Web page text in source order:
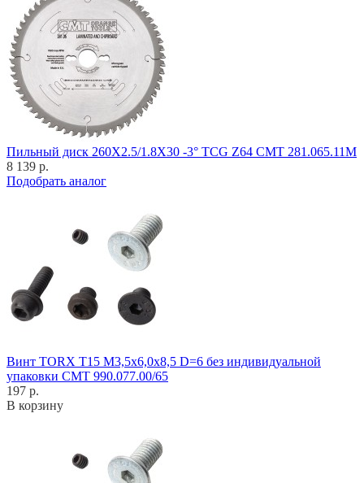
Пильный диск 260X2.5/1.8X30 -3° TCG Z64 CMT 281.065.11M
8 139 р.
Подобрать аналог
Винт TORX T15 M3,5x6,0x8,5 D=6 без индивидуальной
упаковки CMT 990.077.00/65
197 р.
В корзину